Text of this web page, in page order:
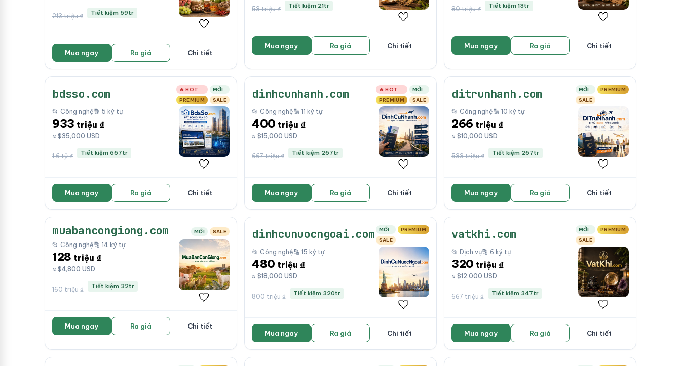
213 triệu ₫ Tiết kiệm 59tr
🤍
Mua ngay Ra giá Chi tiết
53 triệu ₫ Tiết kiệm 21tr
🤍
Mua ngay Ra giá Chi tiết
80 triệu ₫ Tiết kiệm 13tr
🤍
Mua ngay Ra giá Chi tiết
bdsso.com 🔥 HOT
MỚI
PREMIUM
SALE
📂 Công nghệ🔡 5 ký tự
933 triệu ₫
≈ $35,000 USD
1,6 tỷ ₫ Tiết kiệm 667tr
🤍
Mua ngay Ra giá Chi tiết
dinhcunhanh.com 🔥 HOT
MỚI
PREMIUM
SALE
📂 Công nghệ🔡 11 ký tự
400 triệu ₫
≈ $15,000 USD
667 triệu ₫ Tiết kiệm 267tr
🤍
Mua ngay Ra giá Chi tiết
ditrunhanh.com MỚI
PREMIUM
SALE
📂 Công nghệ🔡 10 ký tự
266 triệu ₫
≈ $10,000 USD
533 triệu ₫ Tiết kiệm 267tr
🤍
Mua ngay Ra giá Chi tiết
muabancongiong.com MỚI SALE
📂 Công nghệ🔡 14 ký tự
128 triệu ₫
≈ $4,800 USD
160 triệu ₫ Tiết kiệm 32tr
🤍
Mua ngay Ra giá Chi tiết
dinhcunuocngoai.com MỚI
PREMIUM
SALE
📂 Công nghệ🔡 15 ký tự
480 triệu ₫
≈ $18,000 USD
800 triệu ₫ Tiết kiệm 320tr
🤍
Mua ngay Ra giá Chi tiết
vatkhi.com MỚI
PREMIUM
SALE
📂 Dịch vụ🔡 6 ký tự
320 triệu ₫
≈ $12,000 USD
667 triệu ₫ Tiết kiệm 347tr
🤍
Mua ngay Ra giá Chi tiết